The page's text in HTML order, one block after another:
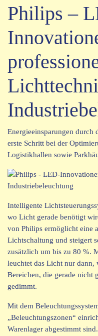
Philips –
Energieeinsparungen durch
erste Schritt bei der
Logistikhallen sowie
Intelligente
wo Licht gerade benötigt
von Philips ermöglicht eine
Lichtschaltung und steigert
zusätzlich um bis zu 80 %.
leuchtet das Licht nur dann,
Bereichen, die gerade nicht
gedimmt.
Mit dem
„Beleuchtungszonen“
Warenlager abgestimmt